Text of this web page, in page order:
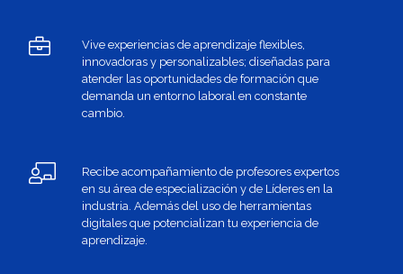
Vive experiencias de aprendizaje flexibles,
innovadoras y personalizables; diseñadas para
atender las oportunidades de formación que
demanda un entorno laboral en constante
cambio.
Recibe acompañamiento de profesores expertos
en su área de especialización y de Líderes en la
industria. Además del uso de herramientas
digitales que potencializan tu experiencia de
aprendizaje.